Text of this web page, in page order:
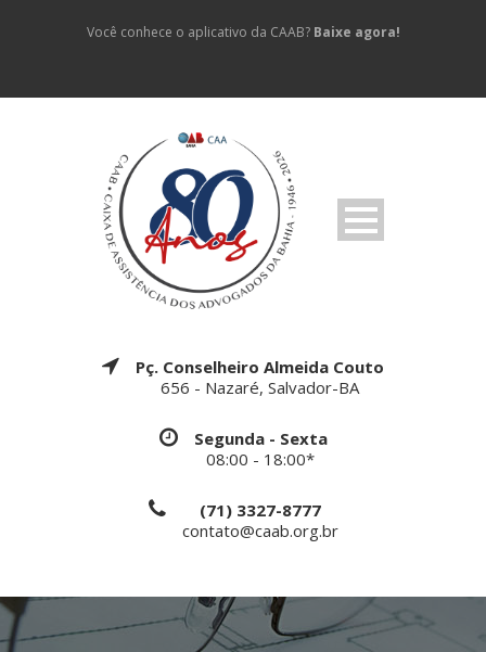
Você conhece o aplicativo da CAAB? Baixe agora!
Pç. Conselheiro Almeida Couto
656 - Nazaré, Salvador-BA
Segunda - Sexta
08:00 - 18:00*
(71) 3327-8777
contato@caab.org.br